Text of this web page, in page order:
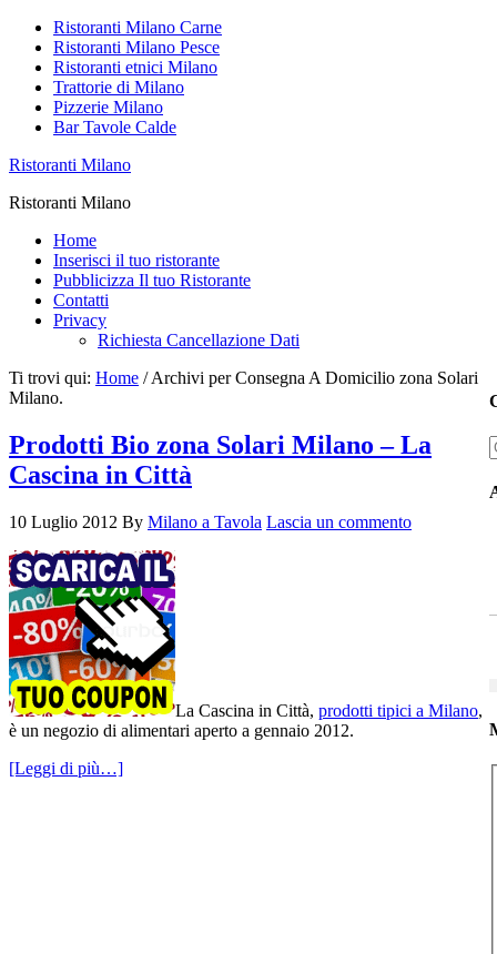
Ristoranti Milano Carne
Ristoranti Milano Pesce
Ristoranti etnici Milano
Trattorie di Milano
Pizzerie Milano
Bar Tavole Calde
Ristoranti Milano
Ristoranti Milano
Home
Inserisci il tuo ristorante
Pubblicizza Il tuo Ristorante
Contatti
Privacy
Richiesta Cancellazione Dati
Ti trovi qui: Home /Archivi per Consegna A Domicilio zona Solari
Milano.
Prodotti Bio zona Solari Milano – La
Cascina in Città
10 Luglio 2012 By Milano a Tavola Lascia un commento
La Cascina in Città, prodotti tipici a Milano,
è un negozio di alimentari aperto a gennaio 2012.
[Leggi di più…]